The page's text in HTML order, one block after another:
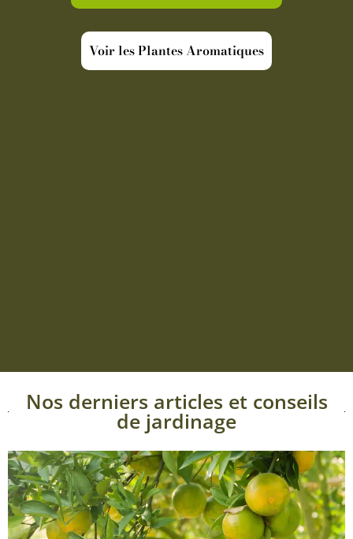
Voir les Plantes Aromatiques
Nos derniers articles et conseils
de jardinage